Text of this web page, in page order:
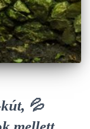
💦